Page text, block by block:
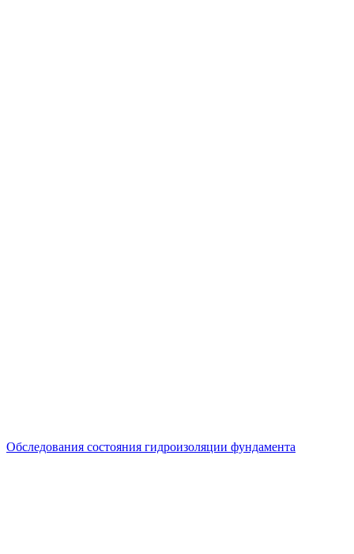
Обследования состояния гидроизоляции фундамента